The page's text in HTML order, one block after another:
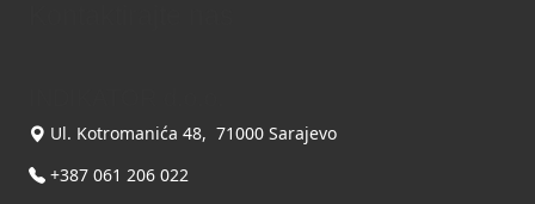
Ul. Kotromanića 48, 71000 Sarajevo
+387 061 206 022